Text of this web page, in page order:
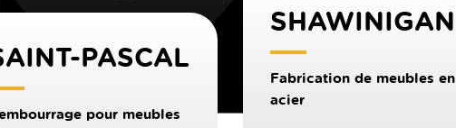
PASCAL
pour meubles
SHAWINIGAN
Fabrication de meubles en
acier